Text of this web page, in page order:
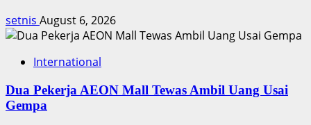
setnis August 6, 2026
International
Dua Pekerja AEON Mall Tewas Ambil Uang Usai
Gempa